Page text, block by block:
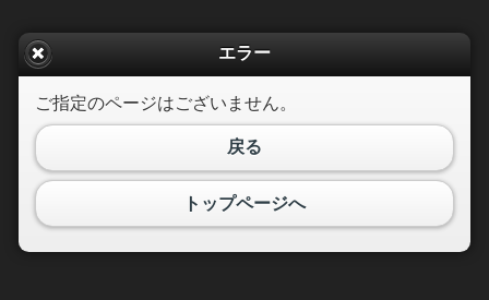
エラー
ご指定のページはございません。
戻る
トップページへ